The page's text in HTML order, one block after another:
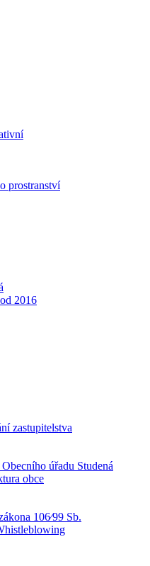
prostranství
2016
zastupitelstva
úřadu Studená
obce
106⁄99 Sb.